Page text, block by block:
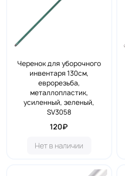
Черенок для уборочного
инвентаря 130см,
еврорезьба,
металлопластик,
усиленный, зеленый,
SV3058
120₽
Нет в наличии